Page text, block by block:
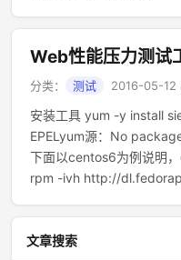
Web性能压力测试
分类： 测试 2016-05-12
安装工具 yum -y install
EPELyum源：No
下面以centos6为例说明
rpm -ivh http://
文章搜索